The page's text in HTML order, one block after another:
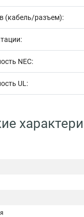
(кабель/разъем):
NEC:
UL: